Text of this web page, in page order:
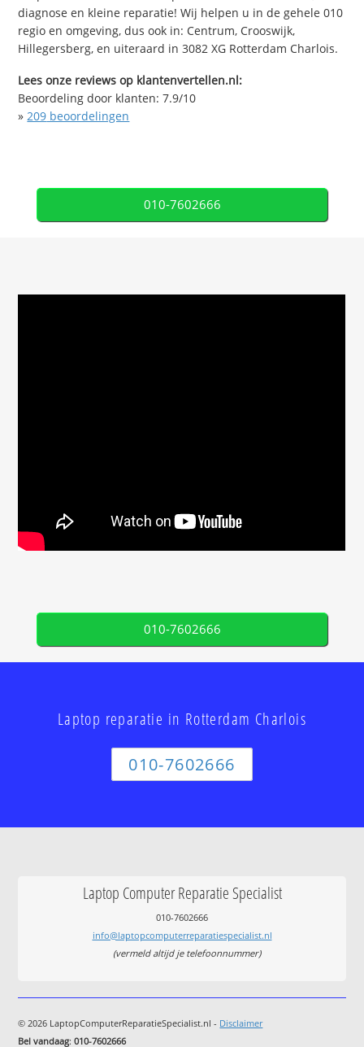
diagnose en kleine reparatie! Wij helpen u in de gehele 010
regio en omgeving, dus ook in: Centrum, Crooswijk,
Hillegersberg, en uiteraard in 3082 XG Rotterdam Charlois.
Lees onze reviews op klantenvertellen.nl:
Beoordeling door klanten:7.9/10
»209 beoordelingen
010-7602666
010-7602666
Laptop reparatie in Rotterdam Charlois
010-7602666
Laptop Computer Reparatie Specialist
010-7602666
info@laptopcomputerreparatiespecialist.nl
(vermeld altijd je telefoonnummer)
© 2026 LaptopComputerReparatieSpecialist.nl - Disclaimer
Bel vandaag:010-7602666